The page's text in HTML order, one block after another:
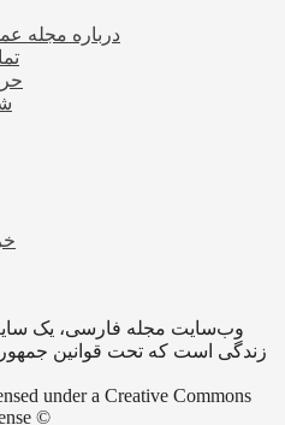
درباره مجله
وب‌سایت مجله فارسی، یک
زندگی است که تحت قوانین
under a Creative Commons
©️